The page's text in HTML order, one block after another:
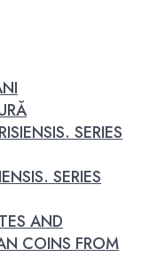
SERIES
SERIES
AND
COINS FROM